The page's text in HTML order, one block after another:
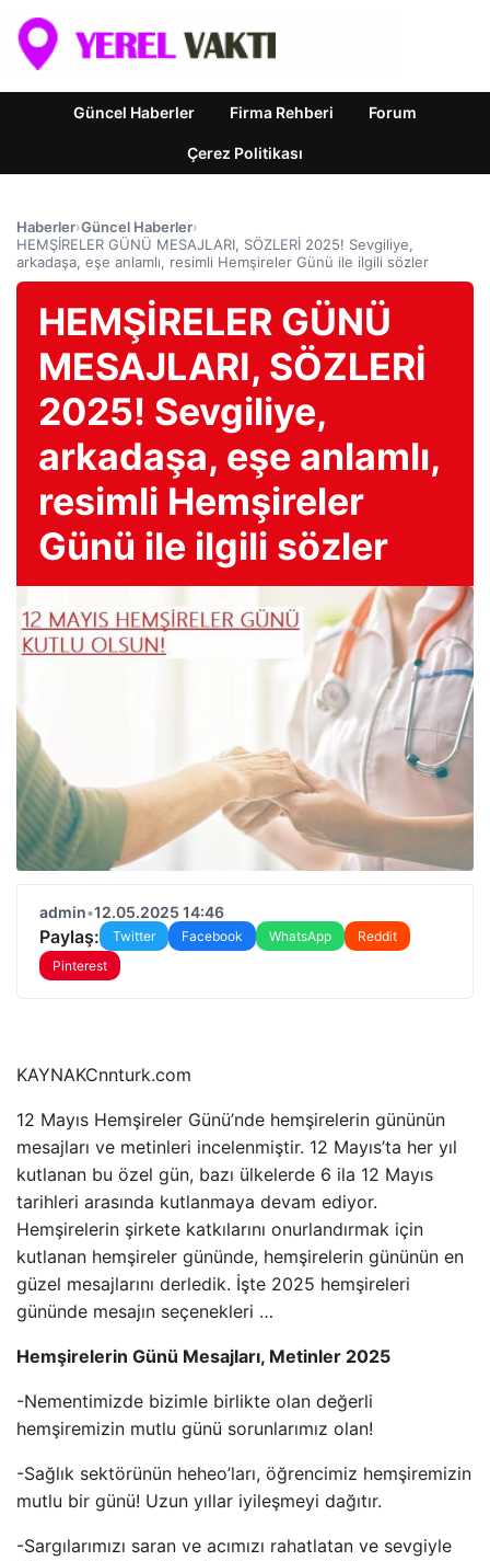
Güncel Haberler Firma Rehberi Forum
Çerez Politikası
Haberler›Güncel Haberler›
HEMŞİRELER GÜNÜ MESAJLARI, SÖZLERİ 2025! Sevgiliye,
arkadaşa, eşe anlamlı, resimli Hemşireler Günü ile ilgili sözler
HEMŞİRELER GÜNÜ
MESAJLARI, SÖZLERİ
2025! Sevgiliye,
arkadaşa, eşe anlamlı,
resimli Hemşireler
Günü ile ilgili sözler
admin•12.05.2025 14:46
Paylaş: Twitter Facebook WhatsApp
Reddit
Pinterest
KAYNAKCnnturk.com
12 Mayıs Hemşireler Günü’nde hemşirelerin gününün
mesajları ve metinleri incelenmiştir. 12 Mayıs’ta her yıl
kutlanan bu özel gün, bazı ülkelerde 6 ila 12 Mayıs
tarihleri ​​arasında kutlanmaya devam ediyor.
Hemşirelerin şirkete katkılarını onurlandırmak için
kutlanan hemşireler gününde, hemşirelerin gününün en
güzel mesajlarını derledik. İşte 2025 hemşireleri
gününde mesajın seçenekleri …
Hemşirelerin Günü Mesajları, Metinler 2025
-Nementimizde bizimle birlikte olan değerli
hemşiremizin mutlu günü sorunlarımız olan!
-Sağlık sektörünün heheo’ları, öğrencimiz hemşiremizin
mutlu bir günü! Uzun yıllar iyileşmeyi dağıtır.
-Sargılarımızı saran ve acımızı rahatlatan ve sevgiyle